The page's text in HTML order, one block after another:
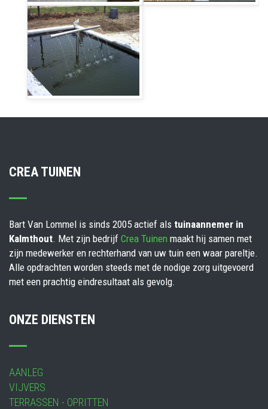
CREA TUINEN
Bart Van Lommel is sinds 2005 actief als tuinaannemer in
Kalmthout. Met zijn bedrijf Crea Tuinen maakt hij samen met
zijn medewerker en rechterhand van uw tuin een waar pareltje.
Alle opdrachten worden steeds met de nodige zorg uitgevoerd
met een prachtig eindresultaat als gevolg.
ONZE DIENSTEN
AANLEG
VIJVERS
TERRASSEN - OPRITTEN